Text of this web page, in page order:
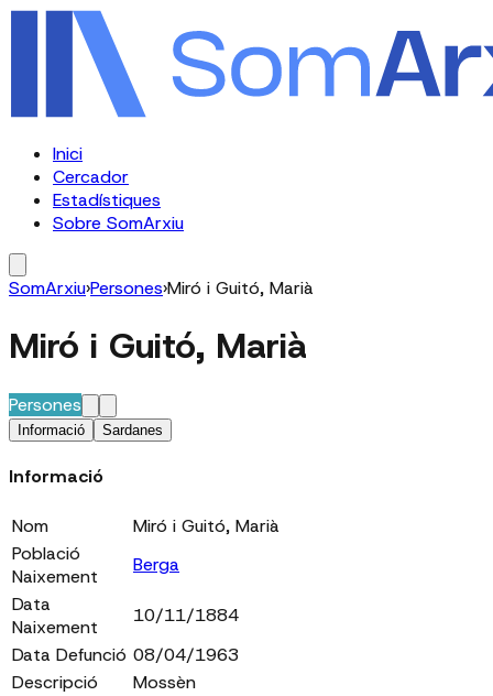
Inici
Cercador
Estadístiques
Sobre SomArxiu
SomArxiu›Persones›Miró i Guitó, Marià
Miró i Guitó, Marià
Persones
Informació Sardanes
Informació
Nom
Miró i Guitó, Marià
Població
Naixement
Berga
Data
Naixement
10/11/1884
Data Defunció 08/04/1963
Descripció
Mossèn